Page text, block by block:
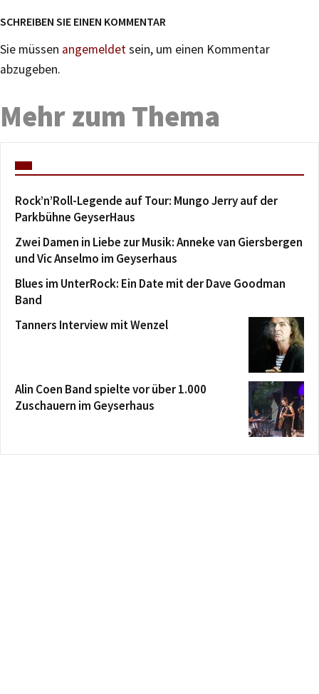
SCHREIBEN SIE EINEN KOMMENTAR
Sie müssen angemeldetsein, um einen Kommentar
abzugeben.
Mehr zum Thema
Rock’n’Roll-Legende auf Tour: Mungo Jerry auf der
Parkbühne GeyserHaus
Zwei Damen in Liebe zur Musik: Anneke van Giersbergen
und Vic Anselmo im Geyserhaus
Blues im UnterRock: Ein Date mit der Dave Goodman
Band
Tanners Interview mit Wenzel
Alin Coen Band spielte vor über 1.000
Zuschauern im Geyserhaus